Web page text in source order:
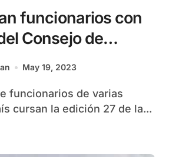
funcionarios con
Consejo de
May 19, 2023
cursan la edición 27 de la...